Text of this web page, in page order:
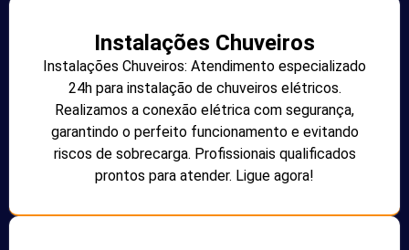
Instalações Chuveiros
Instalações Chuveiros: Atendimento especializado
24h para instalação de chuveiros elétricos.
Realizamos a conexão elétrica com segurança,
garantindo o perfeito funcionamento e evitando
riscos de sobrecarga. Profissionais qualificados
prontos para atender. Ligue agora!